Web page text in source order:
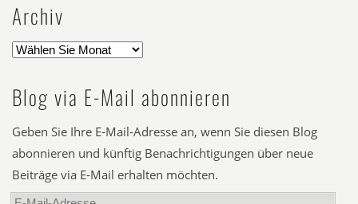
Archiv
Blog via E-Mail abonnieren
Geben Sie Ihre E-Mail-Adresse an, wenn Sie diesen Blog
abonnieren und künftig Benachrichtigungen über neue
Beiträge via E-Mail erhalten möchten.
E-